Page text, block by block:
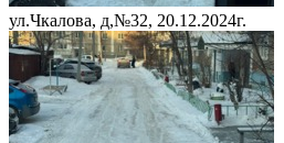
ул.Чкалова, д,№32, 20.12.2024г.